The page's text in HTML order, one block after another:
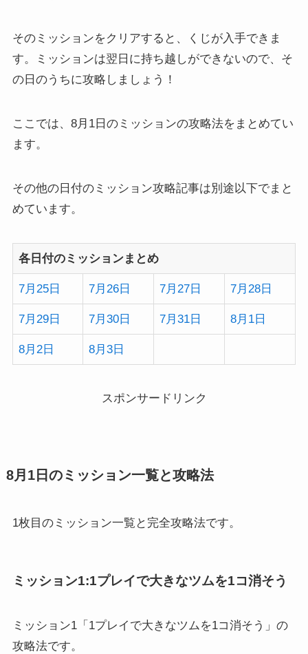
そのミッションをクリアすると、くじが入手できま
す。ミッションは翌日に持ち越しができないので、そ
の日のうちに攻略しましょう！
ここでは、8月1日のミッションの攻略法をまとめてい
ます。
その他の日付のミッション攻略記事は別途以下でまと
めています。
各日付のミッションまとめ
7月25日 7月26日 7月27日 7月28日
7月29日 7月30日 7月31日 8月1日
8月2日 8月3日
スポンサードリンク
8月1日のミッション一覧と攻略法
1枚目のミッション一覧と完全攻略法です。
ミッション1:1プレイで大きなツムを1コ消そう
ミッション1「1プレイで大きなツムを1コ消そう」の
攻略法です。